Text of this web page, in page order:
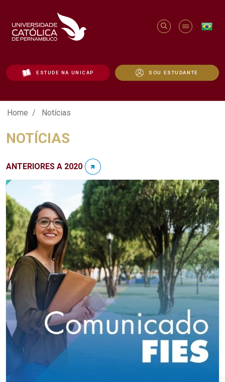
ESTUDE NA UNICAP SOU ESTUDANTE
Notícias - Unicap
Home Notícias
NOTÍCIAS
ANTERIORES A 2020